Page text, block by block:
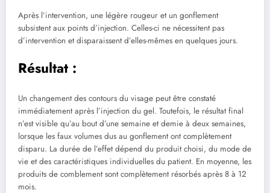
Après l’intervention, une légère rougeur et un gonflement
subsistent aux points d’injection. Celles-ci ne nécessitent pas
d’intervention et disparaissent d’elles-mêmes en quelques jours.
Résultat :
Un changement des contours du visage peut être constaté
immédiatement après l’injection du gel. Toutefois, le résultat final
n’est visible qu’au bout d’une semaine et demie à deux semaines,
lorsque les faux volumes dus au gonflement ont complètement
disparu. La durée de l’effet dépend du produit choisi, du mode de
vie et des caractéristiques individuelles du patient. En moyenne, les
produits de comblement sont complètement résorbés après 8 à 12
mois.